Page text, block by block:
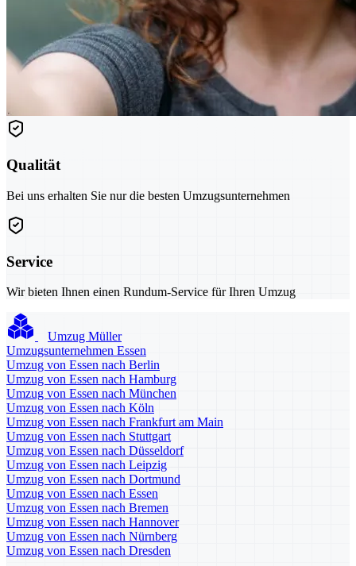
Qualität
Bei uns erhalten Sie nur die besten Umzugsunternehmen
Service
Wir bieten Ihnen einen Rundum-Service für Ihren Umzug
Umzug Müller
Umzugsunternehmen Essen
Umzug von Essen nach Berlin
Umzug von Essen nach Hamburg
Umzug von Essen nach München
Umzug von Essen nach Köln
Umzug von Essen nach Frankfurt am Main
Umzug von Essen nach Stuttgart
Umzug von Essen nach Düsseldorf
Umzug von Essen nach Leipzig
Umzug von Essen nach Dortmund
Umzug von Essen nach Essen
Umzug von Essen nach Bremen
Umzug von Essen nach Hannover
Umzug von Essen nach Nürnberg
Umzug von Essen nach Dresden